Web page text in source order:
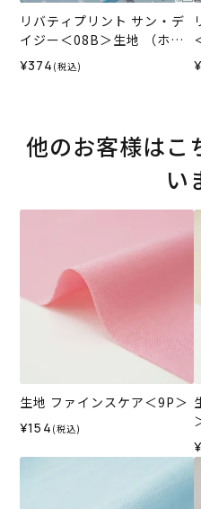
リバティプリント サン・デ
イジー＜08B＞生地 （ホビ
ーラホビーレオリジナル）2
026SS
¥374 (税込)
他のお客様はこ
い
生地 ファインスケア＜9P＞
¥154 (税込)